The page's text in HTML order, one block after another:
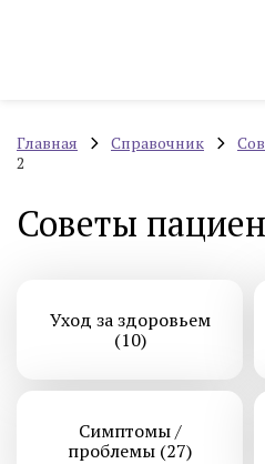
Главная Справочник
2
Советы
Уход за здоровьем
(10)
Симптомы /
проблемы (27)